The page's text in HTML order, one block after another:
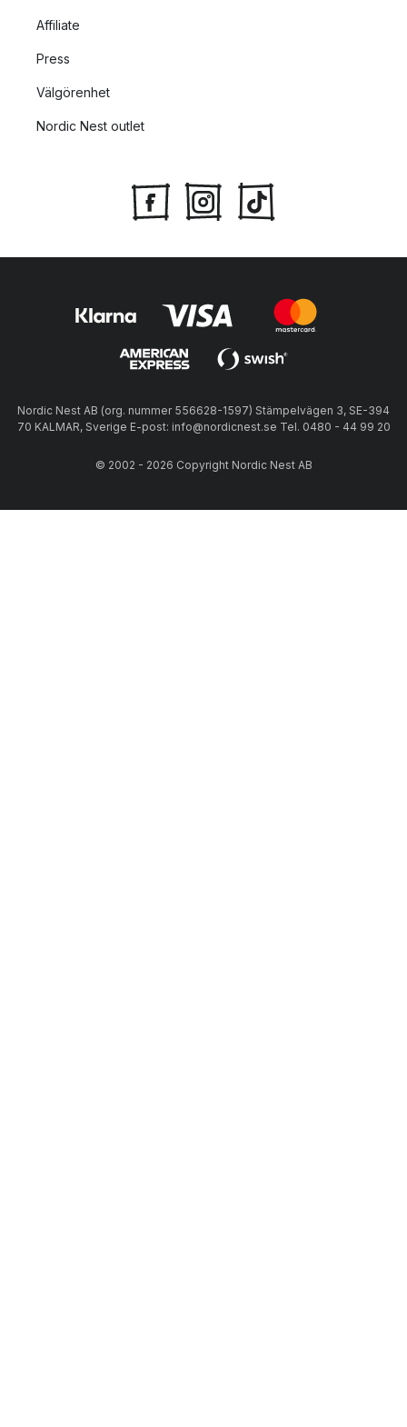
Affiliate
Press
Välgörenhet
Nordic Nest outlet
Nordic Nest AB (org. nummer 556628-1597) Stämpelvägen 3, SE-394
70 KALMAR, Sverige E-post: info@nordicnest.se Tel. 0480 - 44 99 20
© 2002 - 2026 Copyright Nordic Nest AB